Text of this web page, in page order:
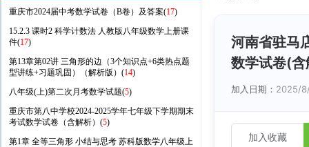
重庆市2024届中考数学试卷（B卷）及答案(17)
15.2.3 课时2 科学计数法 人教版八年级数学上册课
件(17)
第13章第02讲 三角形的边（3个知识点+6类热点题
型讲练+习题巩固）（解析版）(14)
八年级(上)第二次月考数学试题(5)
重庆市第八中学校2024-2025学年七年级下学期期末
考试数学试卷（含解析）(5)
第1章 全等三角形 小结与思考 苏科版数学八年级上
河南省驻马
数学试卷(
加入日期： 2025/
加入收藏